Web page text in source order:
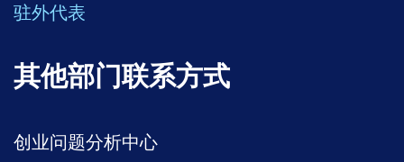
驻外代表
其他部门联系方式
创业问题分析中心